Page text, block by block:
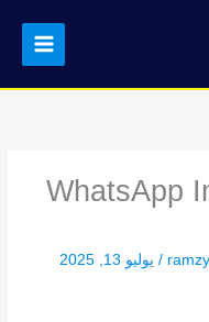
WhatsApp
/ يوليو 13, 2025